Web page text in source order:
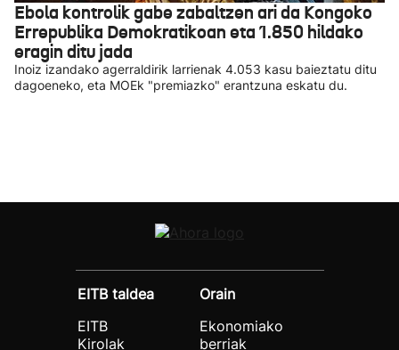
Ebola kontrolik gabe zabaltzen ari da Kongoko
Errepublika Demokratikoan eta 1.850 hildako
eragin ditu jada
Inoiz izandako agerraldirik larrienak 4.053 kasu baieztatu ditu
dagoeneko, eta MOEk "premiazko" erantzuna eskatu du.
EITB taldea
EITB
Kirolak
Orain
Ekonomiako
berriak